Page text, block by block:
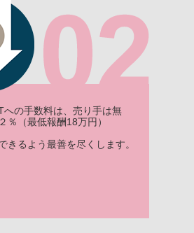
への手数料は、売り手は無
％（最低報酬18万円）
きるよう最善を尽くします。